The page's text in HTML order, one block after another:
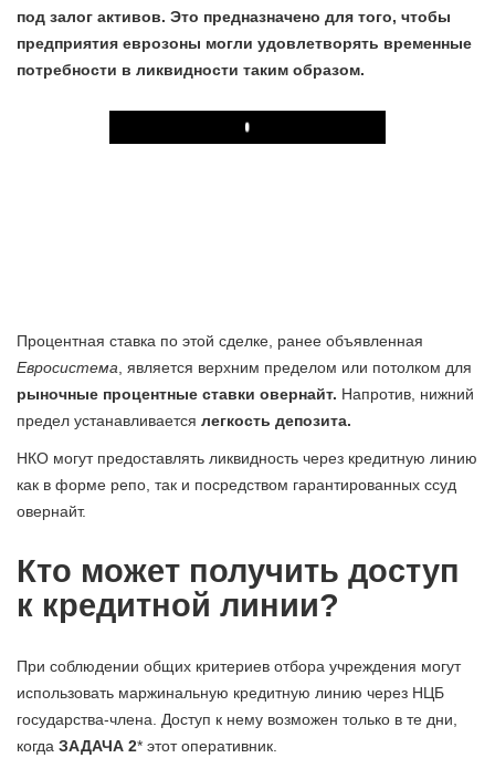
под залог активов. Это предназначено для того, чтобы
предприятия еврозоны могли удовлетворять временные
потребности в ликвидности таким образом.
Play
Процентная ставка по этой сделке, ранее объявленная
Евросистема , является верхним пределом или потолком для
рыночные процентные ставки овернайт. Напротив, нижний
предел устанавливается легкость депозита.
НКО могут предоставлять ликвидность через кредитную линию
как в форме репо, так и посредством гарантированных ссуд
овернайт.
Кто может получить доступ
к кредитной линии?
При соблюдении общих критериев отбора учреждения могут
использовать маржинальную кредитную линию через НЦБ
государства-члена. Доступ к нему возможен только в те дни,
когда ЗАДАЧА 2* этот оперативник.